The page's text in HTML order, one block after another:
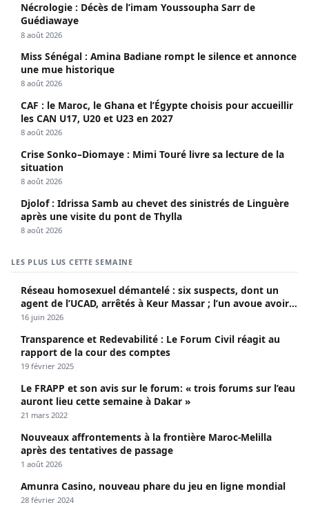
Nécrologie : Décès de l’imam Youssoupha Sarr de
Guédiawaye
8 août 2026
Miss Sénégal : Amina Badiane rompt le silence et annonce
une mue historique
8 août 2026
CAF : le Maroc, le Ghana et l’Égypte choisis pour accueillir
les CAN U17, U20 et U23 en 2027
8 août 2026
Crise Sonko–Diomaye : Mimi Touré livre sa lecture de la
situation
8 août 2026
Djolof : Idrissa Samb au chevet des sinistrés de Linguère
après une visite du pont de Thylla
8 août 2026
LES PLUS LUS CETTE SEMAINE
Réseau homosexuel démantelé : six suspects, dont un
agent de l’UCAD, arrêtés à Keur Massar ; l’un avoue avoir
propagé le VIH depuis 2018
16 juin 2026
Transparence et Redevabilité : Le Forum Civil réagit au
rapport de la cour des comptes
19 février 2025
Le FRAPP et son avis sur le forum: « trois forums sur l’eau
auront lieu cette semaine à Dakar »
21 mars 2022
Nouveaux affrontements à la frontière Maroc-Melilla
après des tentatives de passage
1 août 2026
Amunra Casino, nouveau phare du jeu en ligne mondial
28 février 2024